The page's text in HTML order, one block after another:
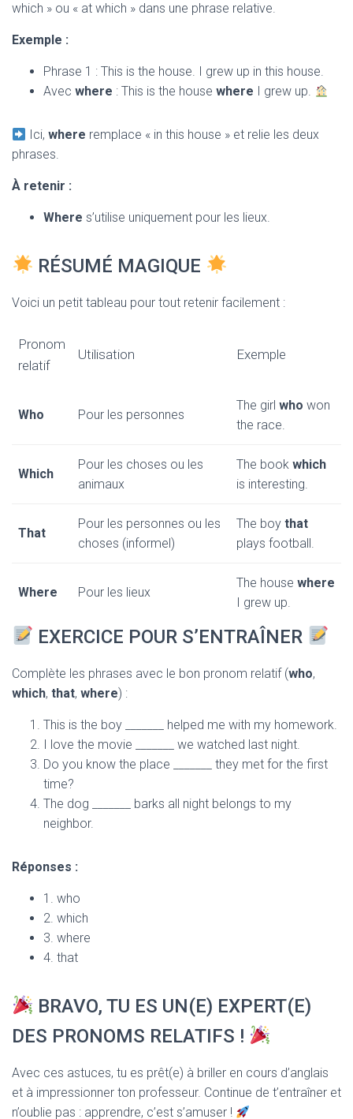
which » ou « at which » dans une phrase relative.
Exemple :
Phrase 1 : This is the house. I grew up in this house.
Avec where : This is the house where I grew up.
Ici,where remplace « in this house » et relie les deux
phrases.
À retenir :
Where s’utilise uniquement pour les lieux.
RÉSUMÉ MAGIQUE
Voici un petit tableau pour tout retenir facilement :
Pronom
relatif
Utilisation Exemple
Who Pour les personnes
The girl who won
the race.
Which
Pour les choses ou les
animaux
The book which
is interesting.
That
Pour les personnes ou les
choses (informel)
The boy that
plays football.
Where Pour les lieux
The house where
I grew up.
EXERCICE POUR S’ENTRAÎNER
Complète les phrases avec le bon pronom relatif (who,
which, that, where) :
This is the boy _______ helped me with my homework.
I love the movie _______ we watched last night.
Do you know the place _______ they met for the first
time?
The dog _______ barks all night belongs to my
neighbor.
Réponses :
1. who
2. which
3. where
4. that
BRAVO, TU ES UN(E) EXPERT(E)
DES PRONOMS RELATIFS !
Avec ces astuces, tu es prêt(e) à briller en cours d’anglais
et à impressionner ton professeur. Continue de t’entraîner et
n’oublie pas : apprendre, c’est s’amuser !